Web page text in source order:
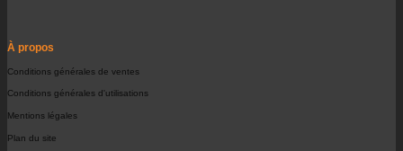
À propos
Conditions générales de ventes
Conditions générales d'utilisations
Mentions légales
Plan du site